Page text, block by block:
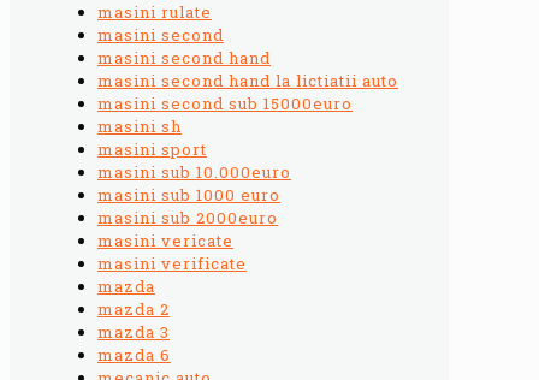
masini rulate
masini second
masini second hand
masini second hand la lictiatii auto
masini second sub 15000euro
masini sh
masini sport
masini sub 10.000euro
masini sub 1000 euro
masini sub 2000euro
masini vericate
masini verificate
mazda
mazda 2
mazda 3
mazda 6